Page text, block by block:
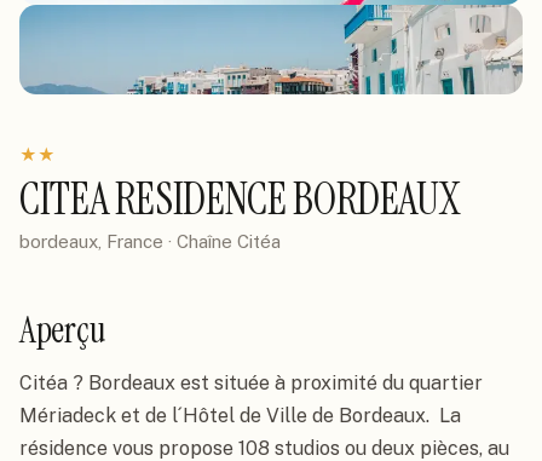
★★
CITEA RESIDENCE BORDEAUX
bordeaux, France · Chaîne Citéa
Aperçu
Citéa ? Bordeaux est située à proximité du quartier
Mériadeck et de l´Hôtel de Ville de Bordeaux.  La
résidence vous propose 108 studios ou deux pièces, au